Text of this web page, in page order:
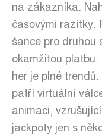
na zákazníka.
časovými razítky.
šance pro druhou
okamžitou
her je plné
patří virtuální
animaci,
jackpoty jen s